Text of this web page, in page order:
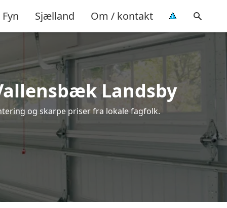
Fyn Sjælland Om / kontakt
Landsby
og skarpe priser fra lokale fagfolk.